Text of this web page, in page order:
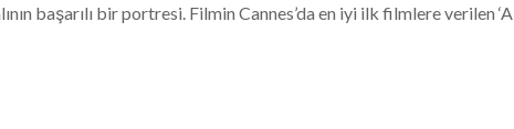
başarılı bir portresi. Filmin Cannes’da en iyi ilk filmlere verilen